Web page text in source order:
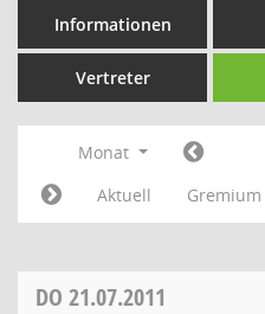
Informationen
Vertreter
Monat
Aktuell
DO 21.07.2011